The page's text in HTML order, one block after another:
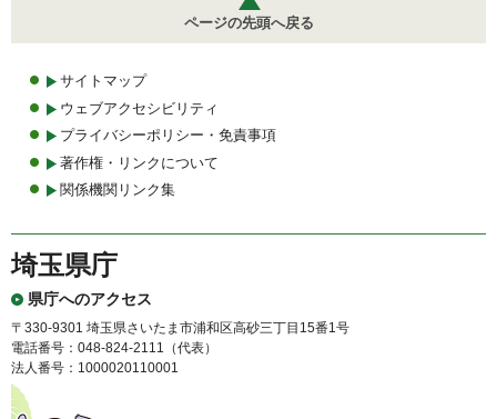
ページの先頭へ戻る
サイトマップ
ウェブアクセシビリティ
プライバシーポリシー・免責事項
著作権・リンクについて
関係機関リンク集
埼玉県庁
県庁へのアクセス
〒330-9301 埼玉県さいたま市浦和区高砂三丁目15番1号
電話番号：048-824-2111（代表）
法人番号：1000020110001